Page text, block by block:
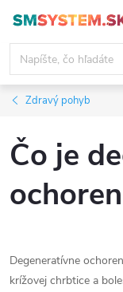
obsah
Zdravý pohyb
Čo je
Degeneratívne
krížovej chrbtice a